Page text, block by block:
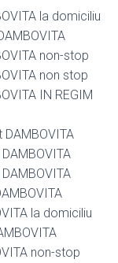
la domiciliu
non-stop
non stop
IN REGIM
la domiciliu
non-stop